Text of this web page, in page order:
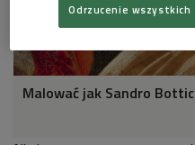
Malować jak Sandro
Odrzucenie wszystkich